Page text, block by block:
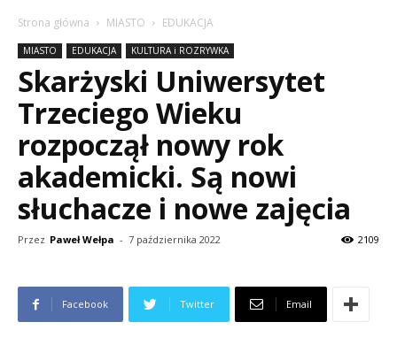
Strona główna MIASTO EDUKACJA
MIASTO EDUKACJA KULTURA i ROZRYWKA
Skarżyski Uniwersytet
Trzeciego Wieku
rozpoczął nowy rok
akademicki. Są nowi
słuchacze i nowe zajęcia
Przez Paweł Wełpa - 7 października 2022 2109
Facebook Twitter Email